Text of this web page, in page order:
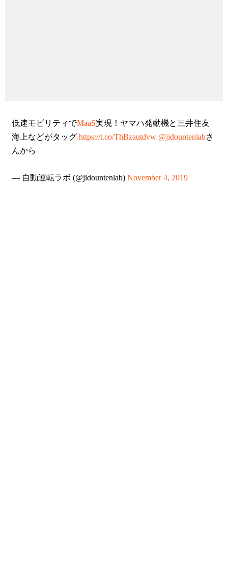
低速モビリティでMaaS実現！ヤマハ発動機と三井住友
海上などがタッグ https://t.co/ThBzautdvw @jidountenlabさ
んから
— 自動運転ラボ (@jidountenlab) November 4, 2019